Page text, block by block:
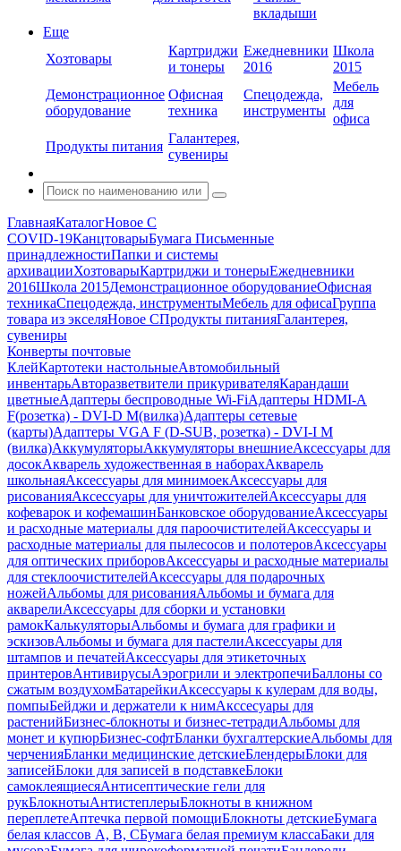
вкладыши
Еще
Хозтовары
Картриджи
и тонеры
Ежедневники
2016
Школа
2015
Демонстрационное
оборудование
Офисная
техника
Спецодежда,
инструменты
Мебель
для
офиса
Продукты питания
Галантерея,
сувениры
ГлавнаяКаталогНовое С
COVID-19КанцтоварыБумага Письменные
принадлежностиПапки и системы
архивацииХозтоварыКартриджи и тонерыЕжедневники
2016Школа 2015Демонстрационное оборудованиеОфисная
техникаСпецодежда, инструментыМебель для офисаГруппа
товара из экселяНовое СПродукты питанияГалантерея,
сувениры
Конверты почтовые
КлейКартотеки настольныеАвтомобильный
инвентарьАвторазветвители прикуривателяКарандаши
цветныеАдаптеры беспроводные Wi-FiАдаптеры HDMI-A
F(розетка) - DVI-D M(вилка)Адаптеры сетевые
(карты)Адаптеры VGA F (D-SUB, розетка) - DVI-I M
(вилка)АккумуляторыАккумуляторы внешниеАксессуары для
досокАкварель художественная в наборахАкварель
школьнаяАксессуары для минимоекАксессуары для
рисованияАксессуары для уничтожителейАксессуары для
кофеварок и кофемашинБанковское оборудованиеАксессуары
и расходные материалы для пароочистителейАксессуары и
расходные материалы для пылесосов и полотеровАксессуары
для оптических приборовАксессуары и расходные материалы
для стеклоочистителейАксессуары для подарочных
ножейАльбомы для рисованияАльбомы и бумага для
акварелиАксессуары для сборки и установки
рамокКалькуляторыАльбомы и бумага для графики и
эскизовАльбомы и бумага для пастелиАксессуары для
штампов и печатейАксессуары для этикеточных
принтеровАнтивирусыАэрогрили и электропечиБаллоны со
сжатым воздухомБатарейкиАксессуары к кулерам для воды,
помпыБейджи и держатели к нимАкссесуары для
растенийБизнес-блокноты и бизнес-тетрадиАльбомы для
монет и купюрБизнес-софтБланки бухгалтерскиеАльбомы для
черченияБланки медицинские детскиеБлендерыБлоки для
записейБлоки для записей в подставкеБлоки
самоклеящиесяАнтисептические гели для
рукБлокнотыАнтистеплерыБлокноты в книжном
переплетеАптечка первой помощиБлокноты детскиеБумага
белая классов А, В, СБумага белая премиум классаБаки для